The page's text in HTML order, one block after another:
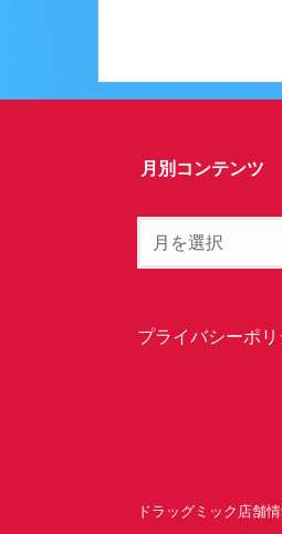
月別コンテンツ
プライバシーポリ
ドラッグミック店舗